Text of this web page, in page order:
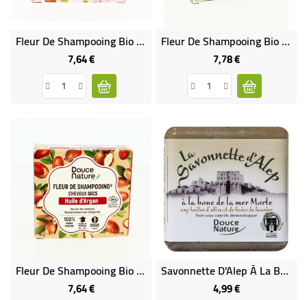
Fleur De Shampooing Bio - Cheveux Normaux
7,64 €Prix
Fleur De Shampooing Bio - Cheveux Gras
7,78 €Prix
Fleur De Shampooing Bio - Cheveux Secs
7,64 €Prix
Savonnette D'Alep À La Boue De La Mer Morte Et Aux Huiles D'olive Et De Baies De Laurier
4,99 €Prix